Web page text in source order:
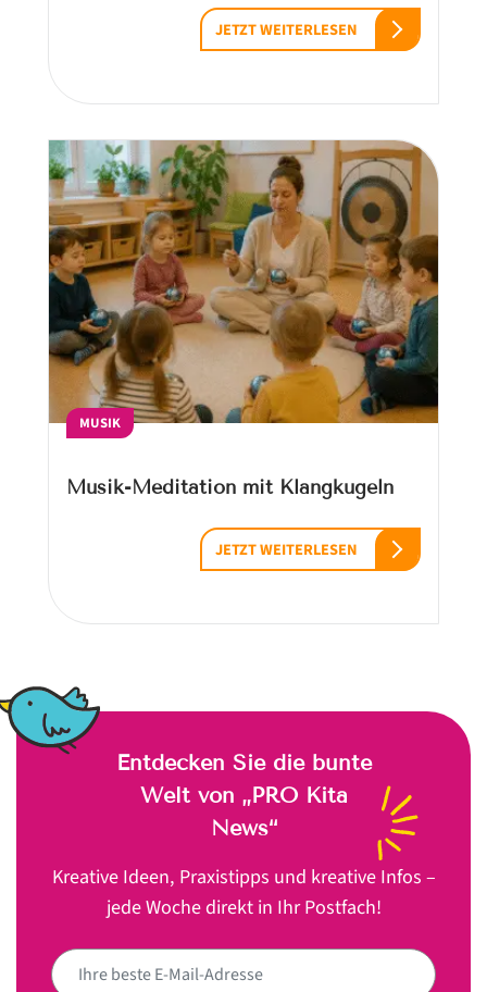
JETZT WEITERLESEN
MUSIK
Musik-Meditation mit Klangkugeln
JETZT WEITERLESEN
Entdecken Sie die bunte
Welt von „PRO Kita
News“
Kreative Ideen, Praxistipps und kreative Infos –
jede Woche direkt in Ihr Postfach!